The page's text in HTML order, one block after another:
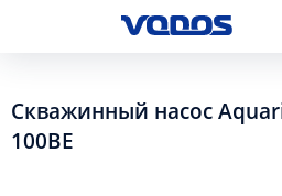
Скважинный насос
100BE